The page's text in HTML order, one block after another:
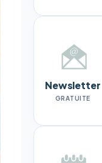
Newsletter
GRATUITE